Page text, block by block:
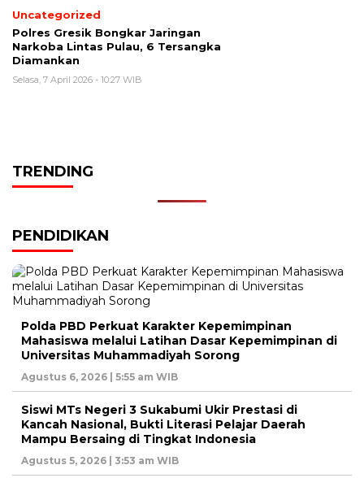
Uncategorized
Polres Gresik Bongkar Jaringan
Narkoba Lintas Pulau, 6 Tersangka
Diamankan
Selasa, 7 April 2026 - 10:27 WIB
TRENDING
PENDIDIKAN
Polda PBD Perkuat Karakter Kepemimpinan
Mahasiswa melalui Latihan Dasar Kepemimpinan di
Universitas Muhammadiyah Sorong
Agustus 6, 2026 | 5:55 am WIB
Siswi MTs Negeri 3 Sukabumi Ukir Prestasi di
Kancah Nasional, Bukti Literasi Pelajar Daerah
Mampu Bersaing di Tingkat Indonesia
Agustus 5, 2026 | 3:53 am WIB